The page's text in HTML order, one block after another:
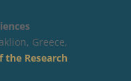
Greece,
Research